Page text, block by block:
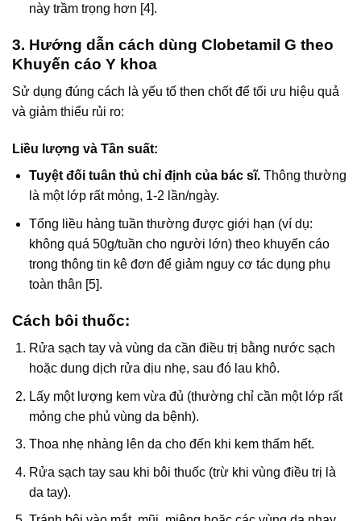
này trầm trọng hơn [4].
3. Hướng dẫn cách dùng Clobetamil G theo
Khuyến cáo Y khoa
Sử dụng đúng cách là yếu tố then chốt để tối ưu hiệu quả
và giảm thiểu rủi ro:
Liều lượng và Tần suất:
Tuyệt đối tuân thủ chỉ định của bác sĩ.Thông thường
là một lớp rất mỏng, 1-2 lần/ngày.
Tổng liều hàng tuần thường được giới hạn (ví dụ:
không quá 50g/tuần cho người lớn) theo khuyến cáo
trong thông tin kê đơn để giảm nguy cơ tác dụng phụ
toàn thân [5].
Cách bôi thuốc:
Rửa sạch tay và vùng da cần điều trị bằng nước sạch
hoặc dung dịch rửa dịu nhẹ, sau đó lau khô.
Lấy một lượng kem vừa đủ (thường chỉ cần một lớp rất
mỏng che phủ vùng da bệnh).
Thoa nhẹ nhàng lên da cho đến khi kem thấm hết.
Rửa sạch tay sau khi bôi thuốc (trừ khi vùng điều trị là
da tay).